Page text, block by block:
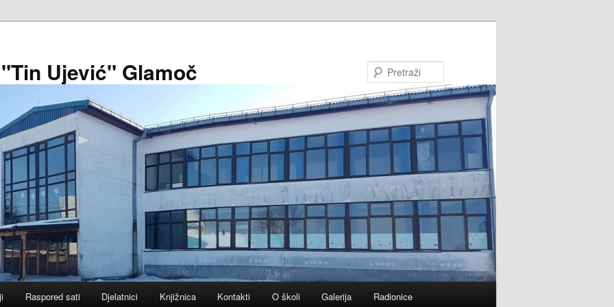
Ujević" Glamoč
Raspored sati Djelatnici Knjižnica Kontakti O školi Galerija Radionice